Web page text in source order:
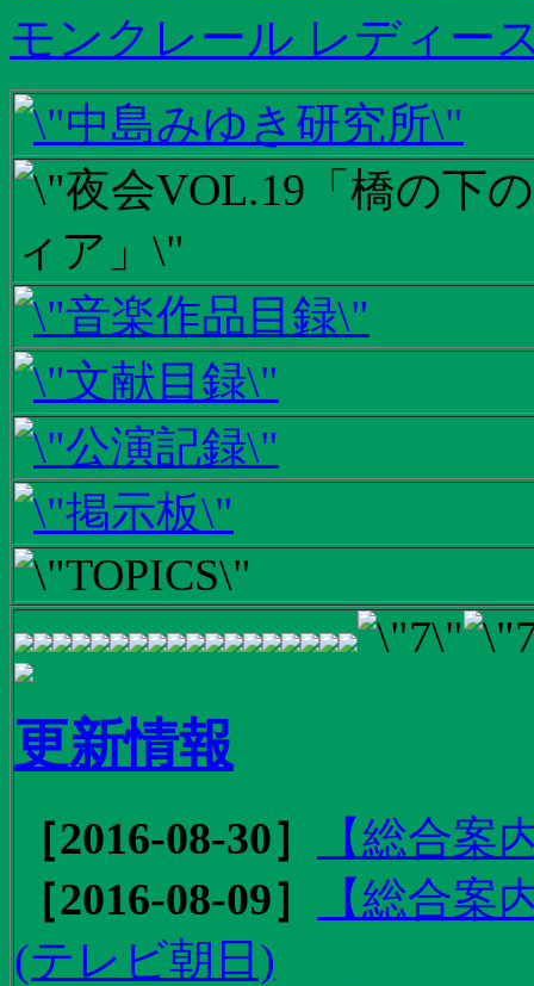
モンクレール レディー
更新情報
［2016-08-30］
【総合
［2016-08-09］
【総合
(テレビ朝日)